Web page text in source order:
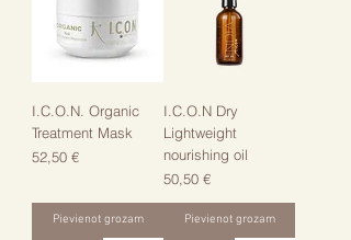
I.C.O.N. Organic
Treatment Mask
Cena
52,50 €
Pievienot grozam
I.C.O.N Dry
Lightweight
nourishing oil
Cena
50,50 €
Pievienot grozam